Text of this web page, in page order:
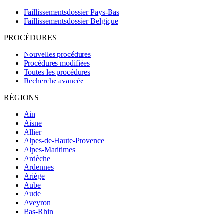
Faillissementsdossier Pays-Bas
Faillissementsdossier Belgique
PROCÉDURES
Nouvelles procédures
Procédures modifiées
Toutes les procédures
Recherche avancée
RÉGIONS
Ain
Aisne
Allier
Alpes-de-Haute-Provence
Alpes-Maritimes
Ardèche
Ardennes
Ariège
Aube
Aude
Aveyron
Bas-Rhin